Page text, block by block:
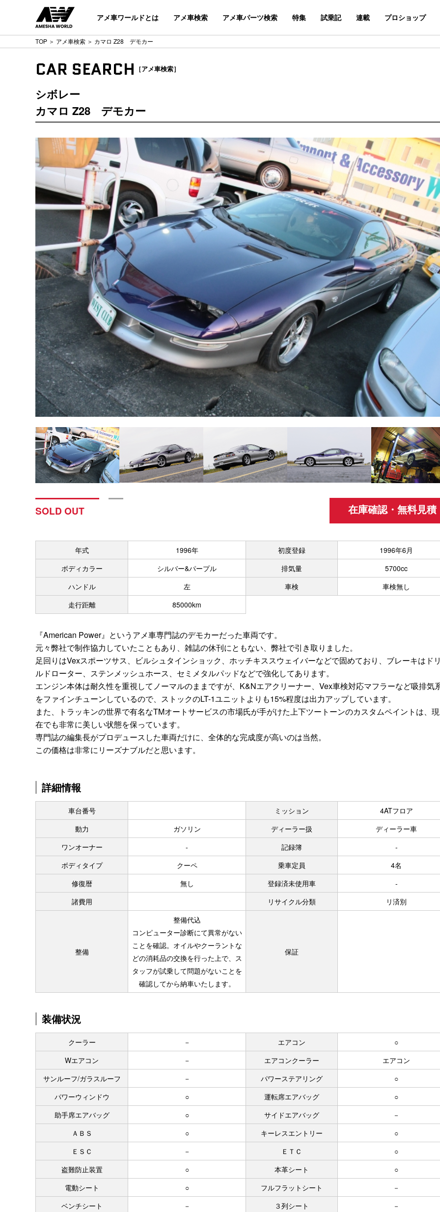
アメ車ワールドとは アメ車検索 アメ車パーツ検索 特集 試乗記 連載 プロショップ
TOP ＞ アメ車検索 ＞ カマロ Z28 デモカー
CAR SEARCH ［アメ車検索］
シボレー
カマロ Z28 デモカー
SOLD OUT 在庫確認・無料見積
年式 1996年 初度登録
1996年6月
ボディカラー
シルバー&パープル 排気量
5700cc
ハンドル
左 車検
車検無し
走行距離
85000km
『American Power』というアメ車専門誌のデモカーだった車両です。
元々弊社で制作協力していたこともあり、雑誌の休刊にともない、弊社で引き取りました。
足回りはVexスポーツサス、ビルシュタインショック、ホッチキススウェイバーなどで固めており、ブレーキはド
ルドローター、ステンメッシュホース、セミメタルパッドなどで強化してあります。
エンジン本体は耐久性を重視してノーマルのままですが、K&Nエアクリーナー、Vex車検対応マフラーなど吸排気
をファインチューンしているので、ストックのLT-1ユニットよりも15%程度は出力アップしています。
また、トラッキンの世界で有名なTMオートサービスの市場氏が手がけた上下ツートーンのカスタムペイントは、現
在でも非常に美しい状態を保っています。
専門誌の編集長がプロデュースした車両だけに、全体的な完成度が高いのは当然。
この価格は非常にリーズナブルだと思います。
詳細情報
車台番号 ミッション
4ATフロア
動力
ガソリン ディーラー扱
ディーラー車
ワンオーナー
- 記録簿
-
ボディタイプ
クーペ 乗車定員
4名
修復暦
無し 登録済未使用車
-
諸費用
リサイクル分類 リ済別
整備
整備代込
コンピューター診断にて異常がない
ことを確認。オイルやクーラントな
どの消耗品の交換を行った上で、ス
タッフが試乗して問題がないことを
確認してから納車いたします。
保証
装備状況
クーラー － エアコン
○
Wエアコン
－ エアコンクーラー
エアコン
サンルーフ/ガラスルーフ
－ パワーステアリング
○
パワーウィンドウ
○ 運転席エアバッグ
○
助手席エアバッグ
○ サイドエアバッグ
－
ＡＢＳ
○ キーレスエントリー
○
ＥＳＣ
－ ＥＴＣ
○
盗難防止装置
○ 本革シート
○
電動シート
○ フルフラットシート
－
ベンチシート
－ ３列シート
－